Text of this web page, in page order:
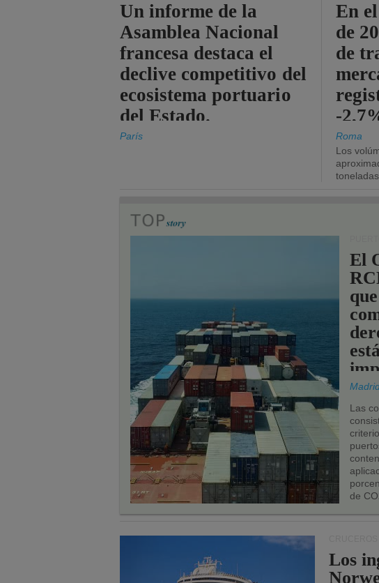
Un informe de la
Asamblea Nacional
francesa destaca el
declive competitivo del
ecosistema portuario
del Estado.
París
En
de
de
-
Roma
Los
El
los
Las
de
Los